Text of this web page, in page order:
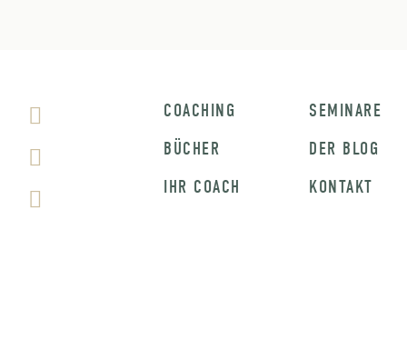
COACHING
BÜCHER
IHR COACH
SEMINARE
DER BLOG
KONTAKT